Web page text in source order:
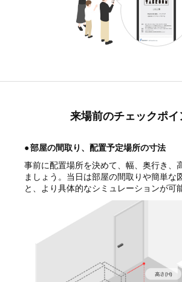
来場前のチェックポイ
●部屋の間取り、配置予定場所の寸法
事前に配置場所を決めて、幅、奥行き、
ましょう。当日は部屋の間取りや簡単な
と、より具体的なシミュレーションが可